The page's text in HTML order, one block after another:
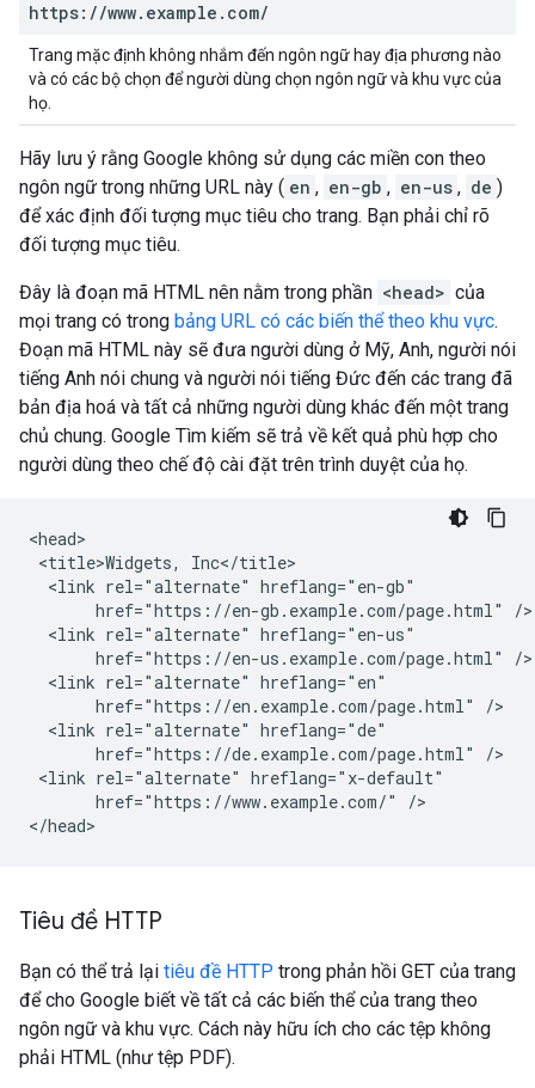
https: //www. example . com/
Trang mặc định không nhắm đến ngôn ngữ hay địa phương nào
và có các bộ chọn để người dùng chọn ngôn ngữ và khu vực của
họ.
Hãy lưu ý rằng Google không sử dụng các miền con theo
ngôn ngữ trong những URL này ( en , en-gb , en-us , de )
để xác định đối tượng mục tiêu cho trang. Bạn phải chỉ rõ
đối tượng mục tiêu.
Đây là đoạn mã HTML nên nằm trong phần <head> của
mọi trang có trong bảng URL có các biến thể theo khu vực.
Đoạn mã HTML này sẽ đưa người dùng ở Mỹ, Anh, người nói
tiếng Anh nói chung và người nói tiếng Đức đến các trang đã
bản địa hoá và tất cả những người dùng khác đến một trang
chủ chung. Google Tìm kiếm sẽ trả về kết quả phù hợp cho
người dùng theo chế độ cài đặt trên trình duyệt của họ.
<head>
<title>Widgets, Inc</title>
  <link rel="alternate" hreflang="en-gb"
       href="https://en-gb.example.com/page.html" />
  <link rel="alternate" hreflang="en-us"
       href="https://en-us.example.com/page.html" />
  <link rel="alternate" hreflang="en"
       href="https://en.example.com/page.html" />
  <link rel="alternate" hreflang="de"
       href="https://de.example.com/page.html" />
<link rel="alternate" hreflang="x-default"
       href="https://www.example.com/" />
</head>
Tiêu đề HTTP
Bạn có thể trả lại tiêu đề HTTP trong phản hồi GET của trang
để cho Google biết về tất cả các biến thể của trang theo
ngôn ngữ và khu vực. Cách này hữu ích cho các tệp không
phải HTML (như tệp PDF).